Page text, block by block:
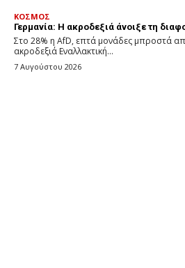
ΚΟΣΜΟΣ
Γερμανία: Η ακροδεξιά άνοιξε τη
Στο 28% η AfD, επτά μονάδες μπροστά
ακροδεξιά Εναλλακτική...
7 Αυγούστου 2026